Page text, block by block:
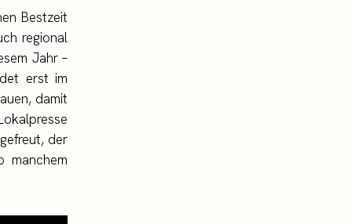
Bestzeit
regional
Jahr –
erst im
damit
der
manchem